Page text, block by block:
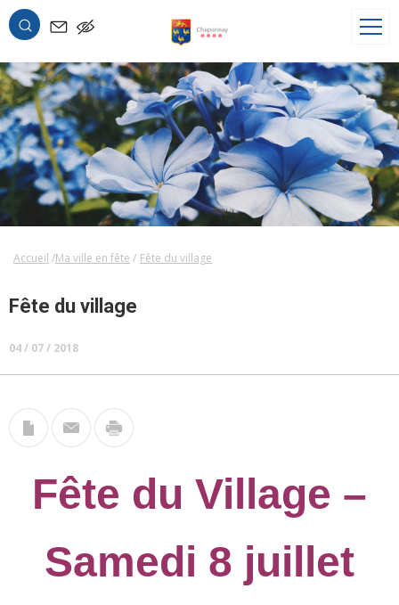
OK
Accueil Ma ville en fête Fête du village
Fête du village
04 / 07 / 2018
Fête du Village –
Samedi 8 juillet